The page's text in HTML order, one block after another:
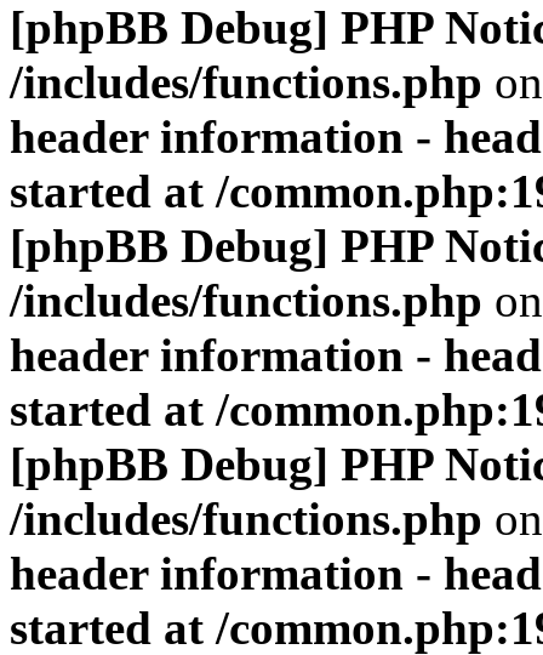
[phpBB Debug] PHP
/includes/functions.php
header information -
started at /
[phpBB Debug] PHP
/includes/functions.php
header information -
started at /
[phpBB Debug] PHP
/includes/functions.php
header information -
started at /